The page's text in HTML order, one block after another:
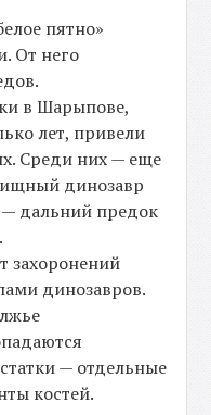
пятно»
От него
в Шарыпове,
лет, привели
Среди них — еще
динозавр
— дальний предок
захоронений
динозавров.
— отдельные
костей.